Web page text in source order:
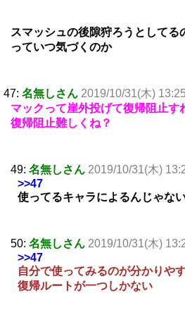
スマッシュの後隙狩ろうとしてる
っていつ気づくのか
47: 名無しさん 2019/10/31(木)
マックって崖外投げて復帰阻止す
復帰阻止難しくね？
49: 名無しさん 2019/10/31(木)
>>47
使ってるキャラによるんじゃな
50: 名無しさん 2019/10/31(木)
>>47
自分で使ってみるのが分かりや
復帰ルートが一つしかない